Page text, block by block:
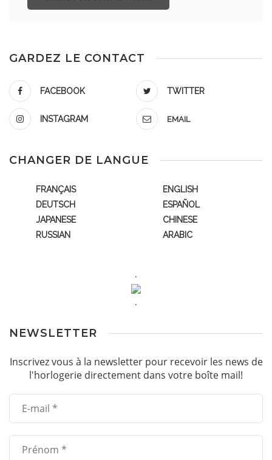
GARDEZ LE CONTACT
FACEBOOK TWITTER
INSTAGRAM EMAIL
CHANGER DE LANGUE
FRANÇAIS
ENGLISH
DEUTSCH
ESPAÑOL
JAPANESE
CHINESE
RUSSIAN
ARABIC
.
.
NEWSLETTER
Inscrivez vous à la newsletter pour recevoir les news de
l'horlogerie directement dans votre boîte mail!